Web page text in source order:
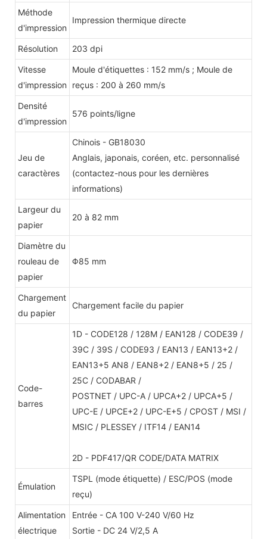
Méthode
d'impression
Impression thermique directe
Résolution 203 dpi
Vitesse
d'impression
Moule d'étiquettes : 152 mm/s ; Moule de
reçus : 200 à 260 mm/s
Densité
d'impression
576 points/ligne
Jeu de
caractères
Chinois - GB18030
Anglais, japonais, coréen, etc. personnalisé
(contactez-nous pour les dernières
informations)
Largeur du
papier
20 à 82 mm
Diamètre du
rouleau de
papier
Φ85 mm
Chargement
du papier
Chargement facile du papier
Code-
barres
1D - CODE128 / 128M / EAN128 / CODE39 /
39C / 39S / CODE93 / EAN13 / EAN13+2 /
EAN13+5 AN8 / EAN8+2 / EAN8+5 / 25 /
25C / CODABAR /
POSTNET / UPC-A / UPCA+2 / UPCA+5 /
UPC-E / UPCE+2 / UPC-E+5 / CPOST / MSI /
MSIC / PLESSEY / ITF14 / EAN14
2D - PDF417/QR CODE/DATA MATRIX
Émulation
TSPL (mode étiquette) / ESC/POS (mode
reçu)
Alimentation
électrique
Entrée - CA 100 V-240 V/60 Hz
Sortie - DC 24 V/2,5 A